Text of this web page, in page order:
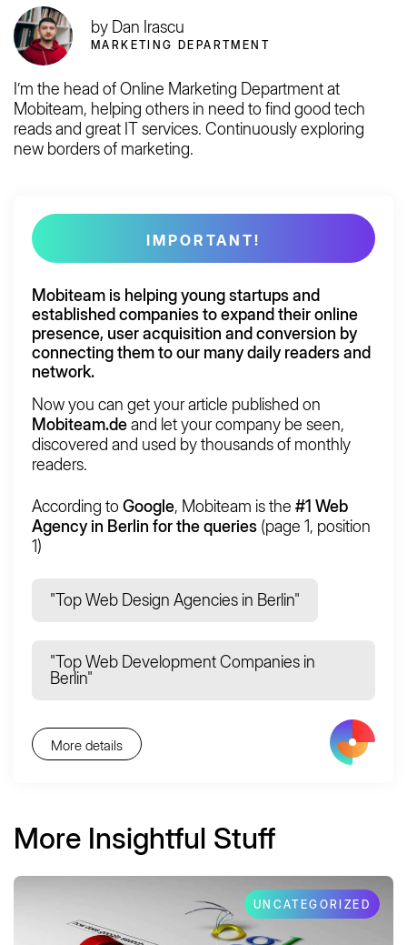
by Dan Irascu
MARKETING DEPARTMENT
I’m the head of Online Marketing Department at
Mobiteam, helping others in need to find good tech
reads and great IT services. Continuously exploring
new borders of marketing.
IMPORTANT!
Mobiteam is helping young startups and
established companies toexpandtheironline
presence, user acquisition andconversion by
connecting them to our many daily readers and
network.
Now you can get your article published on
Mobiteam.deand let your company be seen,
discovered and used by thousands of monthly
readers.
According to Google, Mobiteam is the #1 Web
Agency in Berlin for the queries (page 1, position
1)
"Top Web Design Agencies in Berlin"
"Top Web Development Companies in
Berlin"
More details
More Insightful Stuff
UNCATEGORIZED